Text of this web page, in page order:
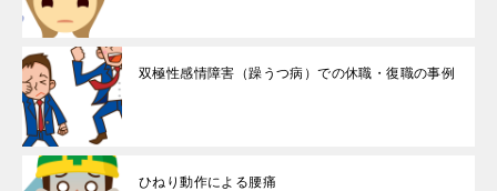
双極性感情障害（躁うつ病）での休職・復職の事例
ひねり動作による腰痛